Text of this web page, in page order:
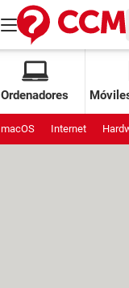
Ordenadores
macOS Internet